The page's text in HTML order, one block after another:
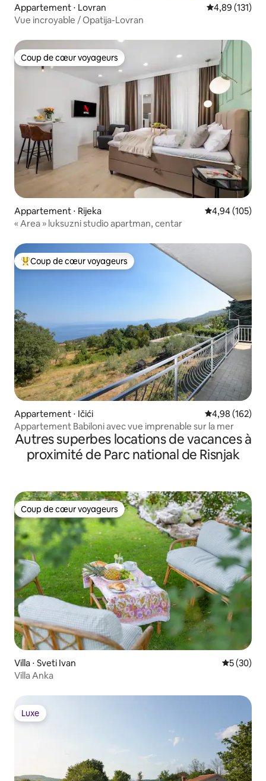
Appartement ⋅ Lovran Évaluation
4,89 (131)
Vue incroyable / Opatija-Lovran
Coup de cœur voyageurs
Coup de cœur voyageurs
Appartement ⋅ Rijeka Évaluation
4,94 (105)
« Area » luksuzni studio apartman, centar
Coups de cœur voyageurs les plus appréciés
Coup de cœur voyageurs
Appartement ⋅ Ičići Évaluation
4,98 (162)
Appartement Babiloni avec vue imprenable sur la mer
Autres superbes locations de vacances à
proximité de Parc national de Risnjak
Coup de cœur voyageurs
Coup de cœur voyageurs
Villa ⋅ Sveti Ivan
5 (30)
Villa Anka
Luxe
Luxe